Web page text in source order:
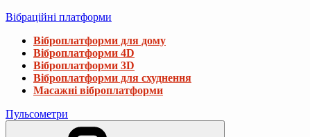
Вібраційні платформи
Віброплатформи для дому
Віброплатформи 4D
Віброплатформи 3D
Віброплатформи для схуднення
Масажні віброплатформи
Пульсометри